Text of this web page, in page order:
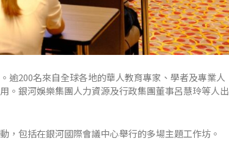
逾200名來自全球各地的華人教育專家、學者及專業人
。銀河娛樂集團人力資源及行政集團董事呂慧玲等人出
，包括在銀河國際會議中心舉行的多場主題工作坊。